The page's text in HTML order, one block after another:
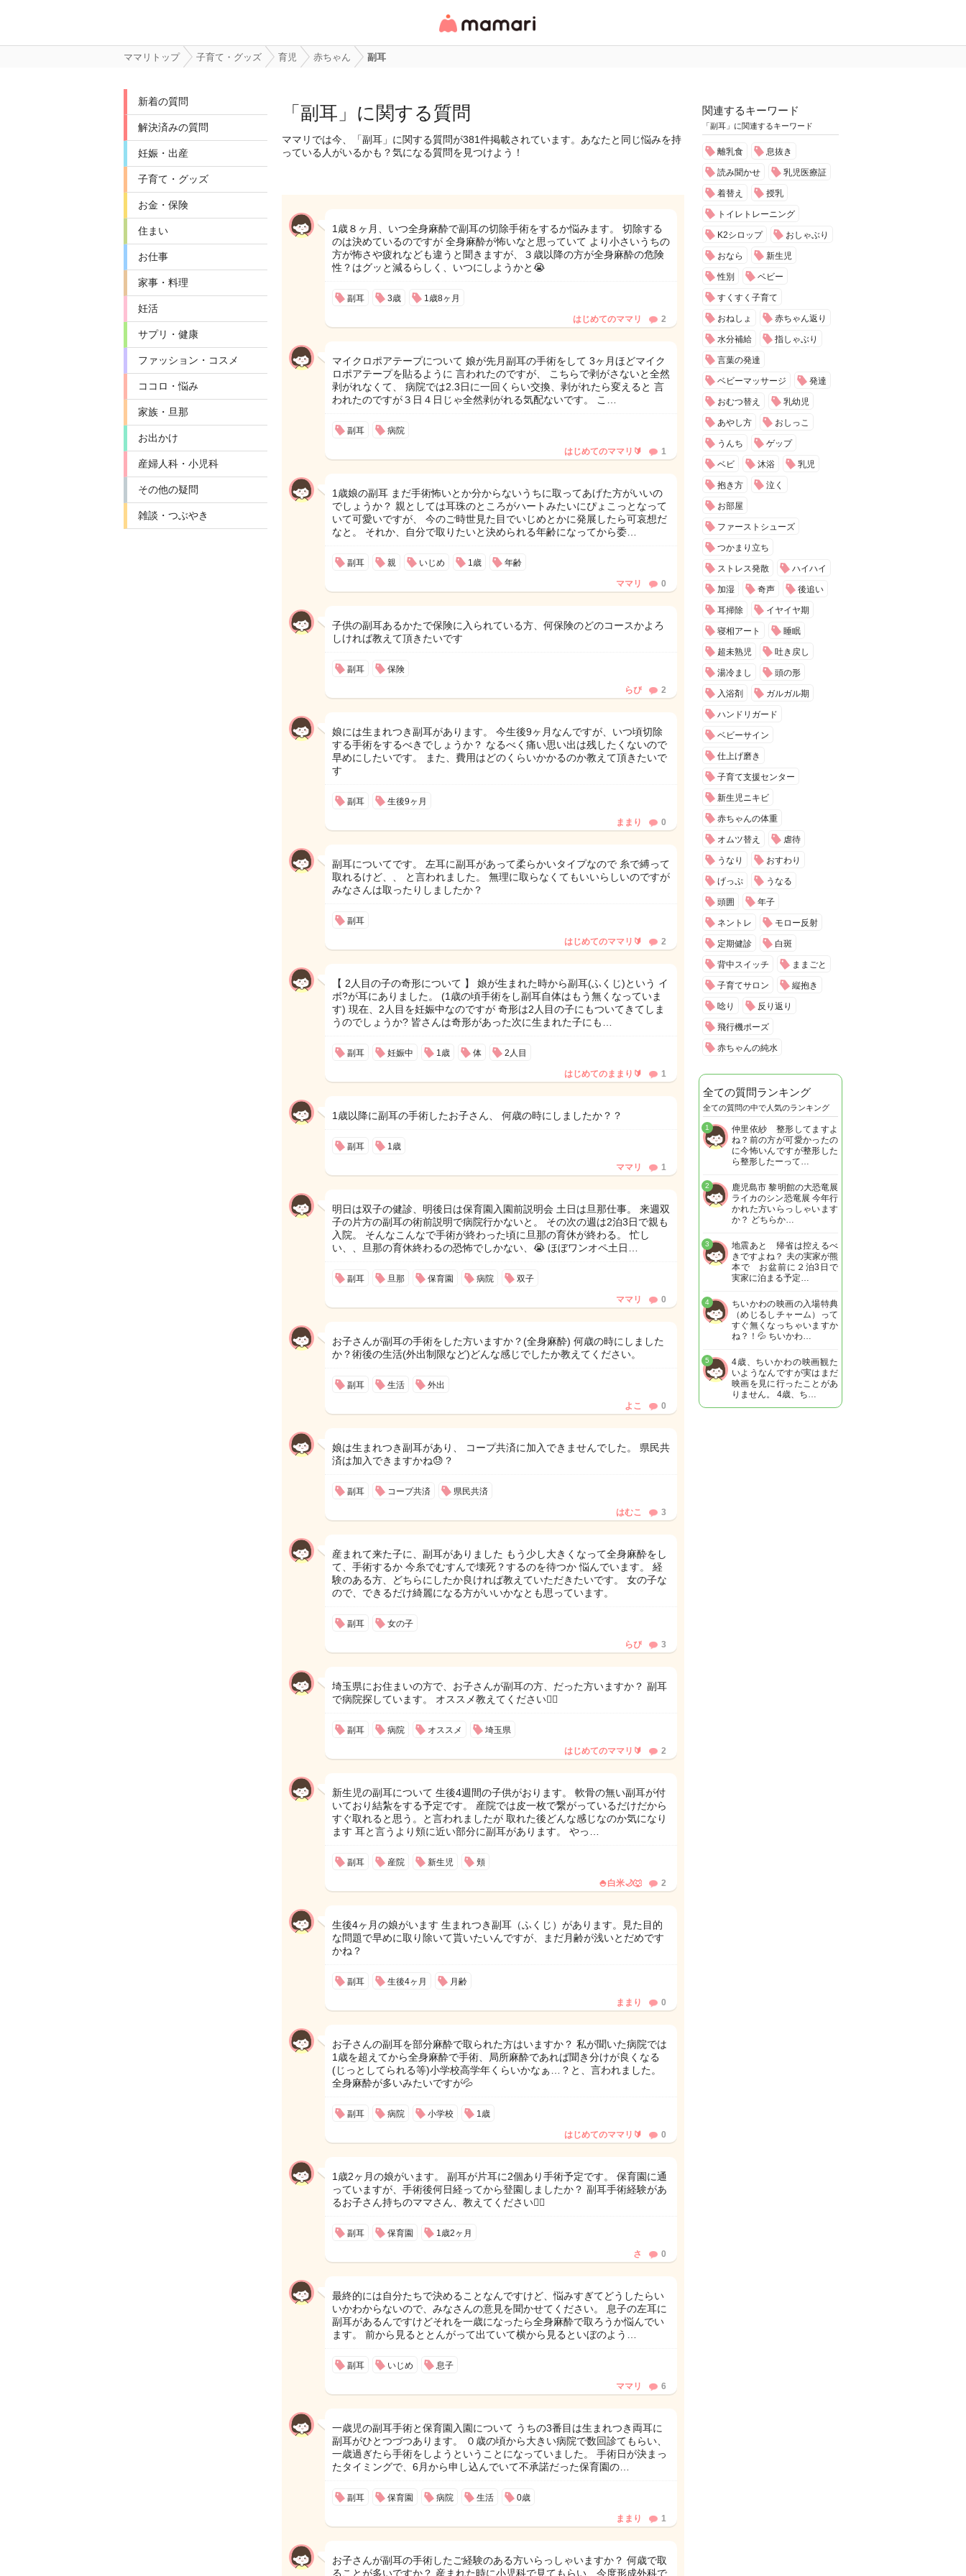
リ・情報サイト
ママリトップ 子育て・グッズ 育児 赤ちゃん 副耳
新着の質問
解決済みの質問
妊娠・出産
子育て・グッズ
お金・保険
住まい
お仕事
家事・料理
妊活
サプリ・健康
ファッション・コスメ
ココロ・悩み
家族・旦那
お出かけ
産婦人科・小児科
その他の疑問
雑談・つぶやき
「副耳」に関する質問
ママリでは今、「副耳」に関する質問が381件掲載されています。あなたと同じ悩みを持
っている人がいるかも？気になる質問を見つけよう！
1歳８ヶ月、いつ全身麻酔で副耳の切除手術をするか悩みます。 切除する
のは決めているのですが 全身麻酔が怖いなと思っていて より小さいうちの
方が怖さや疲れなども違うと聞きますが、３歳以降の方が全身麻酔の危険
性？はグッと減るらしく、いつにしようかと😭
副耳 3歳 1歳8ヶ月
はじめてのママリ 2
マイクロポアテープについて 娘が先月副耳の手術をして 3ヶ月ほどマイク
ロポアテープを貼るように 言われたのですが、 こちらで剥がさないと全然
剥がれなくて、 病院では2.3日に一回くらい交換、剥がれたら変えると 言
われたのですが３日４日じゃ全然剥がれる気配ないです。 こ…
副耳 病院
はじめてのママリ🔰 1
1歳娘の副耳 まだ手術怖いとか分からないうちに取ってあげた方がいいの
でしょうか？ 親としては耳珠のところがハートみたいにぴょこっとなって
いて可愛いですが、 今のご時世見た目でいじめとかに発展したら可哀想だ
なと。 それか、自分で取りたいと決められる年齢になってから委…
副耳 親 いじめ 1歳 年齢
ママリ 0
子供の副耳あるかたで保険に入られている方、何保険のどのコースかよろ
しければ教えて頂きたいです
副耳 保険
らぴ 2
娘には生まれつき副耳があります。 今生後9ヶ月なんですが、いつ頃切除
する手術をするべきでしょうか？ なるべく痛い思い出は残したくないので
早めにしたいです。 また、費用はどのくらいかかるのか教えて頂きたいで
す
副耳 生後9ヶ月
ままり 0
副耳についてです。 左耳に副耳があって柔らかいタイプなので 糸で縛って
取れるけど、、 と言われました。 無理に取らなくてもいいらしいのですが
みなさんは取ったりしましたか？
副耳
はじめてのママリ🔰 2
【 2人目の子の奇形について 】 娘が生まれた時から副耳(ふくじ)という イ
ボ?が耳にありました。 (1歳の頃手術をし副耳自体はもう無くなっていま
す) 現在、2人目を妊娠中なのですが 奇形は2人目の子にもついてきてしま
うのでしょうか? 皆さんは奇形があった次に生まれた子にも…
副耳 妊娠中 1歳 体 2人目
はじめてのままり🔰 1
1歳以降に副耳の手術したお子さん、 何歳の時にしましたか？？
副耳 1歳
ママリ 1
明日は双子の健診、明後日は保育園入園前説明会 土日は旦那仕事。 来週双
子の片方の副耳の術前説明で病院行かないと。 その次の週は2泊3日で親も
入院。 そんなこんなで手術が終わった頃に旦那の育休が終わる。 忙し
い、、旦那の育休終わるの恐怖でしかない、😭 ほぼワンオペ土日…
副耳 旦那 保育園 病院 双子
ママリ 0
お子さんが副耳の手術をした方いますか？(全身麻酔) 何歳の時にしました
か？術後の生活(外出制限など)どんな感じでしたか教えてください。
副耳 生活 外出
よこ 0
娘は生まれつき副耳があり、 コープ共済に加入できませんでした。 県民共
済は加入できますかね😓？
副耳 コープ共済 県民共済
はむこ 3
産まれて来た子に、副耳がありました もう少し大きくなって全身麻酔をし
て、手術するか 今糸でむすんで壊死？するのを待つか 悩んでいます。 経
験のある方、どちらにしたか良ければ教えていただきたいです。 女の子な
ので、できるだけ綺麗になる方がいいかなとも思っています。
副耳 女の子
らぴ 3
埼玉県にお住まいの方で、お子さんが副耳の方、だった方いますか？ 副耳
で病院探しています。 オススメ教えてください🙇‍♀️
副耳 病院 オススメ 埼玉県
はじめてのママリ🔰 2
新生児の副耳について 生後4週間の子供がおります。 軟骨の無い副耳が付
いており結紮をする予定です。 産院では皮一枚で繋がっているだけだから
すぐ取れると思う。と言われましたが 取れた後どんな感じなのか気になり
ます 耳と言うより頬に近い部分に副耳があります。 やっ…
副耳 産院 新生児 頬
🍚白米🌙🐺 2
生後4ヶ月の娘がいます 生まれつき副耳（ふくじ）があります。見た目的
な問題で早めに取り除いて貰いたいんですが、まだ月齢が浅いとだめです
かね？
副耳 生後4ヶ月 月齢
ままり 0
お子さんの副耳を部分麻酔で取られた方はいますか？ 私が聞いた病院では
1歳を超えてから全身麻酔で手術、局所麻酔であれば聞き分けが良くなる
(じっとしてられる等)小学校高学年くらいかなぁ…？と、言われました。
全身麻酔が多いみたいですが💦
副耳 病院 小学校 1歳
はじめてのママリ🔰 0
1歳2ヶ月の娘がいます。 副耳が片耳に2個あり手術予定です。 保育園に通
っていますが、手術後何日経ってから登園しましたか？ 副耳手術経験があ
るお子さん持ちのママさん、教えてください🙇‍♀️
副耳 保育園 1歳2ヶ月
さ 0
最終的には自分たちで決めることなんですけど、悩みすぎてどうしたらい
いかわからないので、みなさんの意見を聞かせてください。 息子の左耳に
副耳があるんですけどそれを一歳になったら全身麻酔で取ろうか悩んでい
ます。 前から見るととんがって出ていて横から見るといぼのよう…
副耳 いじめ 息子
ママリ 6
一歳児の副耳手術と保育園入園について うちの3番目は生まれつき両耳に
副耳がひとつづつあります。 ０歳の頃から大きい病院で数回診てもらい、
一歳過ぎたら手術をしようということになっていました。 手術日が決まっ
たタイミングで、6月から申し込んでいて不承諾だった保育園の…
副耳 保育園 病院 生活 0歳
ままり 1
お子さんが副耳の手術したご経験のある方いらっしゃいますか？ 何歳で取
ることが多いですか？ 産まれた時に小児科で見てもらい、今度形成外科で
関連するキーワード
「副耳」に関連するキーワード
離乳食 息抜き
読み聞かせ 乳児医療証
着替え 授乳
トイレトレーニング
K2シロップ おしゃぶり
おなら 新生児
性別 ベビー
すくすく子育て
おねしょ 赤ちゃん返り
水分補給 指しゃぶり
言葉の発達
ベビーマッサージ 発達
おむつ替え 乳幼児
あやし方 おしっこ
うんち ゲップ
ベビ 沐浴 乳児
抱き方 泣く
お部屋
ファーストシューズ
つかまり立ち
ストレス発散 ハイハイ
加湿 奇声 後追い
耳掃除 イヤイヤ期
寝相アート 睡眠
超未熟児 吐き戻し
湯冷まし 頭の形
入浴剤 ガルガル期
ハンドリガード
ベビーサイン
仕上げ磨き
子育て支援センター
新生児ニキビ
赤ちゃんの体重
オムツ替え 虐待
うなり おすわり
げっぷ うなる
頭囲 年子
ネントレ モロー反射
定期健診 白斑
背中スイッチ ままごと
子育てサロン 縦抱き
唸り 反り返り
飛行機ポーズ
赤ちゃんの純水
全ての質問ランキング
全ての質問の中で人気のランキング
仲里依紗 整形してますよ
ね？前の方が可愛かったの
に今怖いんですが整形した
ら整形したーって…
1
鹿児島市 黎明館の大恐竜展
ライカのシン恐竜展 今年行
かれた方いらっしゃいます
か？ どちらか…
2
地震あと 帰省は控えるべ
きですよね？ 夫の実家が熊
本で お盆前に２泊3日で
実家に泊まる予定…
3
ちいかわの映画の入場特典
（めじるしチャーム）って
すぐ無くなっちゃいますか
ね？！💦 ちいかわ…
4
4歳、ちいかわの映画観た
いようなんですが実はまだ
映画を見に行ったことがあ
りません。 4歳、ち…
5